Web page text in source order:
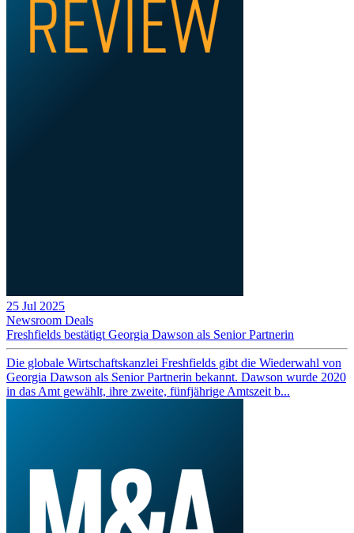
25 Jul 2025
Newsroom Deals
Freshfields bestätigt Georgia Dawson als Senior Partnerin
Die globale Wirtschaftskanzlei Freshfields gibt die Wiederwahl von
Georgia Dawson als Senior Partnerin bekannt. Dawson wurde 2020
in das Amt gewählt, ihre zweite, fünfjährige Amtszeit b...